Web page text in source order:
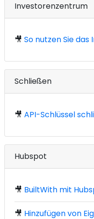
Investorenzentrum
🎥 So nutzen Sie
Schließen
🎥 API-Schlüssel
Hubspot
🎥 BuiltWith mit
🎥 Hinzufügen von